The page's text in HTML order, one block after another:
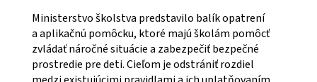
Ministerstvo školstva predstavilo balík opatrení
a aplikačnú pomôcku, ktoré majú školám pomôcť
zvládať náročné situácie a zabezpečiť bezpečné
prostredie pre deti. Cieľom je odstrániť rozdiel